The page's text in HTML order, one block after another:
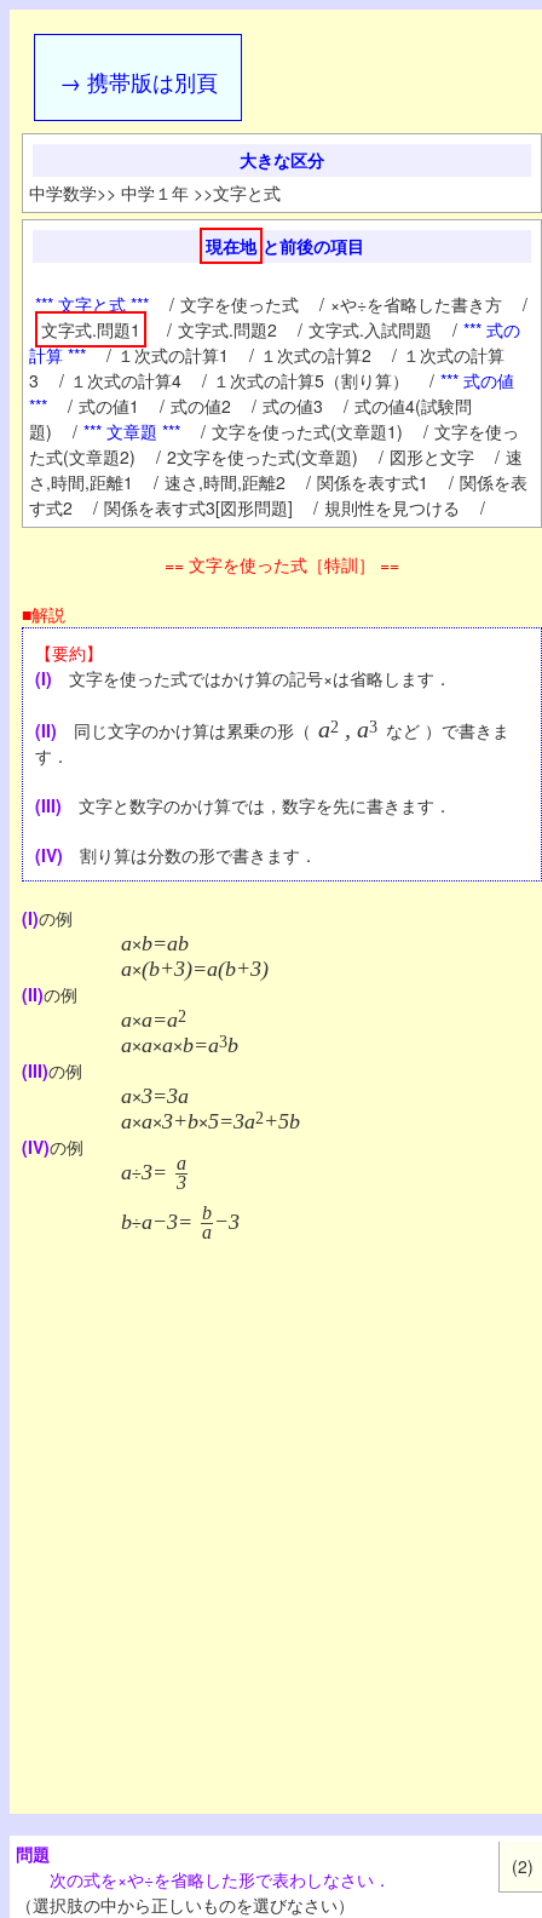
→ 携帯版は別頁
大きな区分
中学数学>> 中学１年 >>文字と式
現在地 と前後の項目
*** 文字と式 *** / 文字を使った式 / ×や÷を省略した書き方
/
文字式.問題1
/ 文字式.問題2 / 文字式.入試問題 / *** 式の
計算 ***
/ １次式の計算1 / １次式の計算2 / １次式の計算
3
/ １次式の計算4 / １次式の計算5（割り算） / *** 式の値
***
/ 式の値1 / 式の値2 / 式の値3 / 式の値4(試験問
題)
/ *** 文章題 *** / 文字を使った式(文章題1) / 文字を使っ
た式(文章題2)
/ 2文字を使った式(文章題) / 図形と文字 / 速
さ,時間,距離1
/ 速さ,時間,距離2 / 関係を表す式1 / 関係を表
す式2
/ 関係を表す式3[図形問題] / 規則性を見つける /
== 文字を使った式［特訓］ ==
■解説
【要約】
(I) 文字を使った式ではかけ算の記号×は省略します．
(II) 同じ文字のかけ算は累乗の形（ a2 , a3 など ）で書きま
す．
(III) 文字と数字のかけ算では，数字を先に書きます．
(IV) 割り算は分数の形で書きます．
(I)の例
a×b=ab
a×(b+3)=a(b+3)
(II)の例
a×a=a2
a×a×a×b=a3b
(III)の例
a×3=3a
a×a×3+b×5=3a2+5b
(IV)の例
a÷3= a
3
b÷a−3= b
a −3
問題
次の式を×や÷を省略した形で表わしなさい．
（選択肢の中から正しいものを選びなさい）
(2)